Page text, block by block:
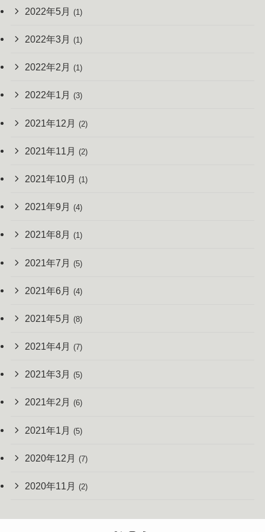
2022年5月 (1)
2022年3月 (1)
2022年2月 (1)
2022年1月 (3)
2021年12月 (2)
2021年11月 (2)
2021年10月 (1)
2021年9月 (4)
2021年8月 (1)
2021年7月 (5)
2021年6月 (4)
2021年5月 (8)
2021年4月 (7)
2021年3月 (5)
2021年2月 (6)
2021年1月 (5)
2020年12月 (7)
2020年11月 (2)